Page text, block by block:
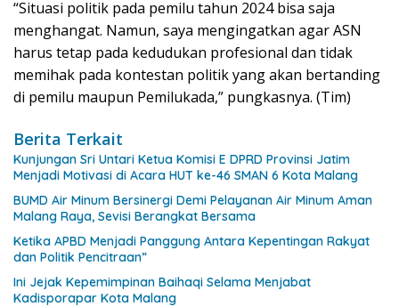
“Situasi politik pada pemilu tahun 2024 bisa saja
menghangat. Namun, saya mengingatkan agar ASN
harus tetap pada kedudukan profesional dan tidak
memihak pada kontestan politik yang akan bertanding
di pemilu maupun Pemilukada,” pungkasnya. (Tim)
Berita Terkait
Kunjungan Sri Untari Ketua Komisi E DPRD Provinsi Jatim
Menjadi Motivasi di Acara HUT ke-46 SMAN 6 Kota Malang
BUMD Air Minum Bersinergi Demi Pelayanan Air Minum Aman
Malang Raya, Sevisi Berangkat Bersama
Ketika APBD Menjadi Panggung Antara Kepentingan Rakyat
dan Politik Pencitraan”
Ini Jejak Kepemimpinan Baihaqi Selama Menjabat
Kadisporapar Kota Malang